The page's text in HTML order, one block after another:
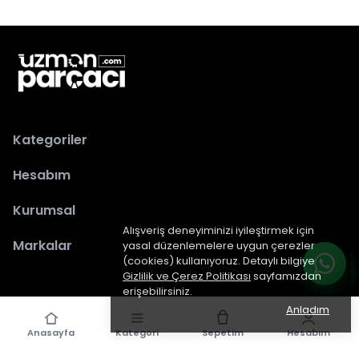
Alışveriş deneyiminizi iyileştirmek için
yasal düzenlemelere uygun çerezler
(cookies) kullanıyoruz. Detaylı bilgiye
Gizlilik ve Çerez Politikası sayfamızdan
erişebilirsiniz.
Anladım
Kategoriler
Hesabım
Kurumsal
Markalar
epiked.comtarafından dizayn edilmiştir.
Anasayfa Kategori Sepetim Hesabım